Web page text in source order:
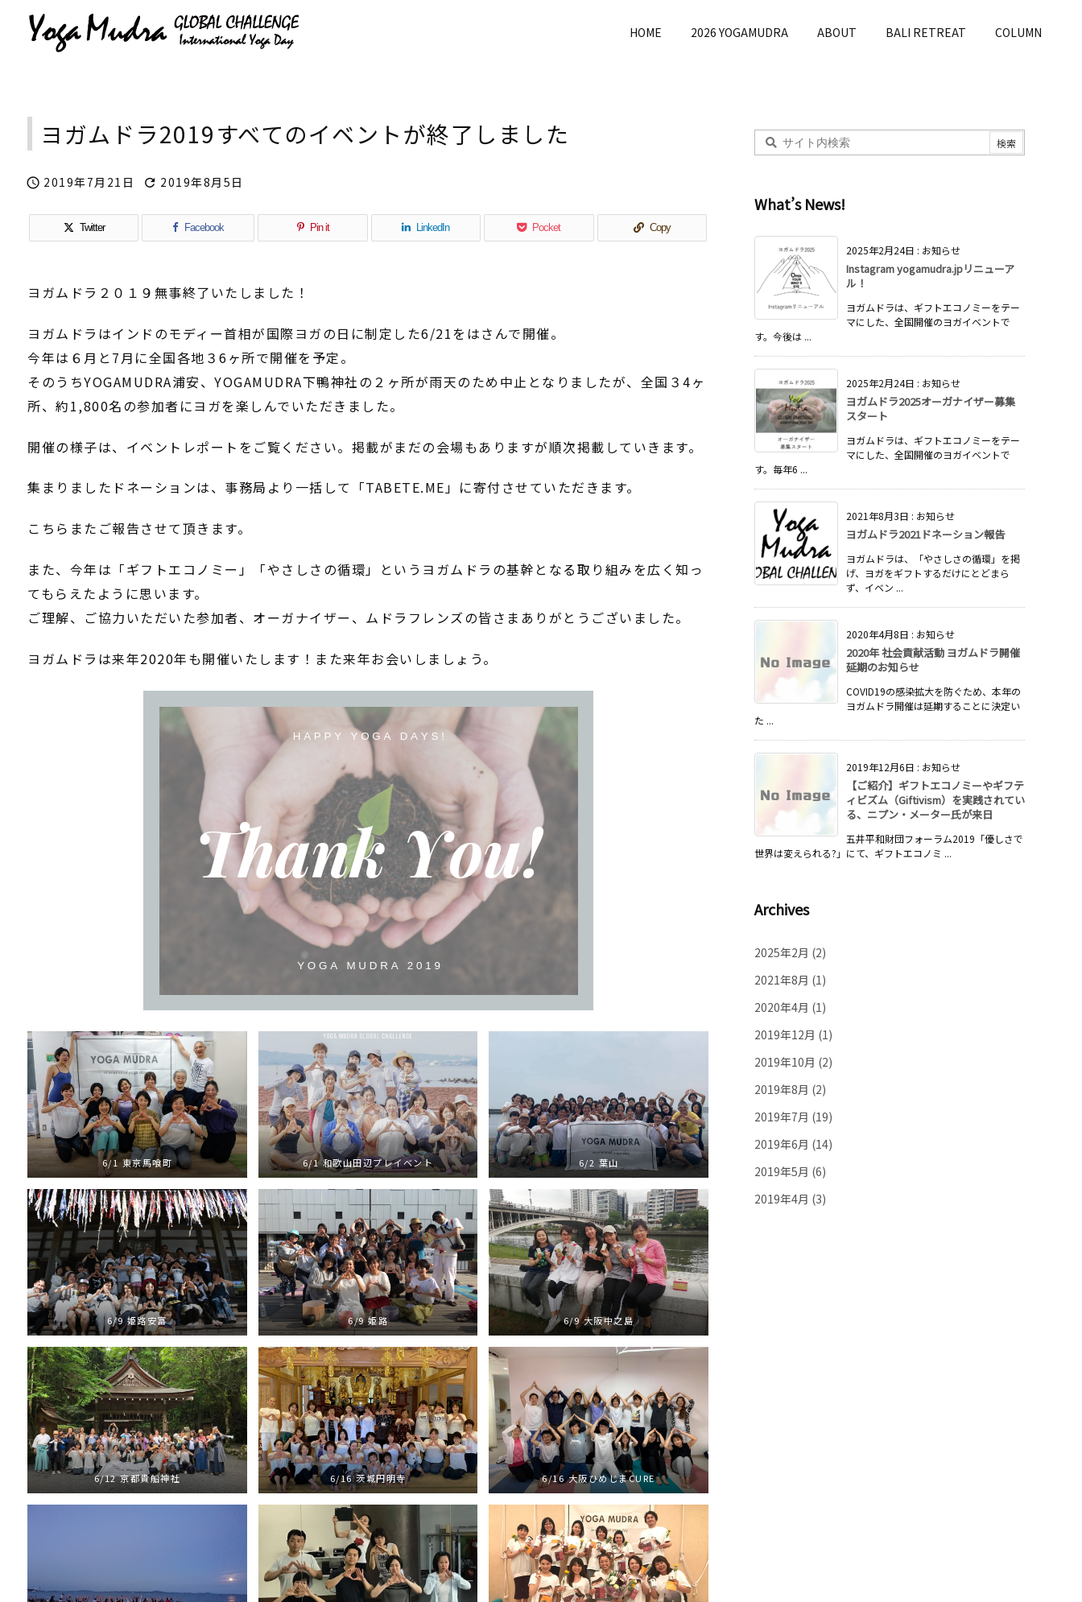
HOME 2026 YOGAMUDRA ABOUT BALI RETREAT COLUMN
ヨガムドラ2019すべてのイベントが終了しました
 2019年7月21日  2019年8月5日
Twitter Facebook Pin it LinkedIn Pocket Copy
ヨガムドラ２０１９無事終了いたしました！
ヨガムドラはインドのモディー首相が国際ヨガの日に制定した6/21をはさんで開催。
今年は６月と7月に全国各地３6ヶ所で開催を予定。
そのうちYOGAMUDRA浦安、YOGAMUDRA下鴨神社の２ヶ所が雨天のため中止となりましたが、全国３4ヶ
所、約1,800名の参加者にヨガを楽しんでいただきました。
開催の様子は、イベントレポートをご覧ください。掲載がまだの会場もありますが順次掲載していきます。
集まりましたドネーションは、事務局より一括して「TABETE.ME」に寄付させていただきます。
こちらまたご報告させて頂きます。
また、今年は「ギフトエコノミー」「やさしさの循環」というヨガムドラの基幹となる取り組みを広く知っ
てもらえたように思います。
ご理解、ご協力いただいた参加者、オーガナイザー、ムドラフレンズの皆さまありがとうございました。
ヨガムドラは来年2020年も開催いたします！また来年お会いしましょう。
6/1 東京馬喰町 6/1 和歌山田辺プレイベント 6/2 葉山
6/9 姫路安富 6/9 姫路 6/9 大阪中之島
6/12 京都貴船神社 6/16 茨城円明寺 6/16 大阪ひめじまCURE
What’s News!
2025年2月24日 : お知らせ
Instagram yogamudra.jpリニューア
ル！
ヨガムドラは、ギフトエコノミーをテー
マにした、全国開催のヨガイベントで
す。今後は ...
2025年2月24日 : お知らせ
ヨガムドラ2025オーガナイザー募集
スタート
ヨガムドラは、ギフトエコノミーをテー
マにした、全国開催のヨガイベントで
す。毎年6 ...
2021年8月3日 : お知らせ
ヨガムドラ2021ドネーション報告
ヨガムドラは、「やさしさの循環」を掲
げ、ヨガをギフトするだけにとどまら
ず、イベン ...
2020年4月8日 : お知らせ
2020年 社会貢献活動 ヨガムドラ開催
延期のお知らせ
COVID19の感染拡大を防ぐため、本年の
ヨガムドラ開催は延期することに決定い
た ...
2019年12月6日 : お知らせ
【ご紹介】ギフトエコノミーやギフテ
ィビズム（Giftivism）を実践されてい
る、ニプン・メーター氏が来日
五井平和財団フォーラム2019「優しさで
世界は変えられる?」にて、ギフトエコノミ ...
Archives
2025年2月 (2)
2021年8月 (1)
2020年4月 (1)
2019年12月 (1)
2019年10月 (2)
2019年8月 (2)
2019年7月 (19)
2019年6月 (14)
2019年5月 (6)
2019年4月 (3)